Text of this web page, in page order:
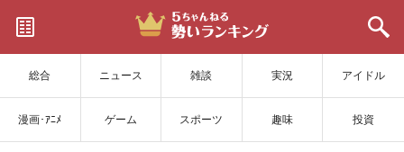
総合 ニュース 雑談 実況 アイドル
漫画･ｱﾆﾒ ゲーム スポーツ 趣味 投資
サイトを更新